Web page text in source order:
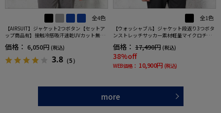
全4色
【AIRSUIT】ジャケット2つボタン【セットア
ップ商品有】接触冷感吸汗速乾UVカット無地
春夏
価格： 6,050円 (税込)
3.8 （5）
全1色
【ウォッシャブル】ジャケット段返り3つボタ
ンストレッチサッカー素材軽量マイクロチェ
ック春夏
価格： 17,490円 (税込)
38%off
WEB価格： 10,900円 (税込)
more